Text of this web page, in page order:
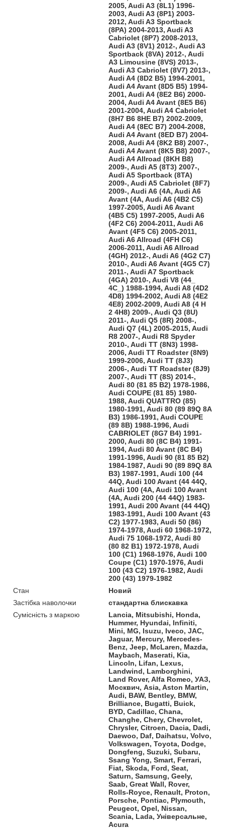
2005, Audi A3 (8L1) 1996-
2003, Audi A3 (8P1) 2003-
2012, Audi A3 Sportback
(8PA) 2004-2013, Audi A3
Cabriolet (8P7) 2008-2013,
Audi A3 (8V1) 2012-, Audi A3
Sportback (8VA) 2012-, Audi
A3 Limousine (8VS) 2013-,
Audi A3 Cabriolet (8V7) 2013-,
Audi A4 (8D2 B5) 1994-2001,
Audi A4 Avant (8D5 B5) 1994-
2001, Audi A4 (8E2 B6) 2000-
2004, Audi A4 Avant (8E5 B6)
2001-2004, Audi A4 Cabriolet
(8H7 B6 8HE B7) 2002-2009,
Audi A4 (8EC B7) 2004-2008,
Audi A4 Avant (8ED B7) 2004-
2008, Audi A4 (8K2 B8) 2007-,
Audi A4 Avant (8K5 B8) 2007-,
Audi A4 Allroad (8KH B8)
2009-, Audi A5 (8T3) 2007-,
Audi A5 Sportback (8TA)
2009-, Audi A5 Cabriolet (8F7)
2009-, Audi A6 (4A, Audi A6
Avant (4A, Audi A6 (4B2 C5)
1997-2005, Audi A6 Avant
(4B5 C5) 1997-2005, Audi A6
(4F2 C6) 2004-2011, Audi A6
Avant (4F5 C6) 2005-2011,
Audi A6 Allroad (4FH C6)
2006-2011, Audi A6 Allroad
(4GH) 2012-, Audi A6 (4G2 C7)
2010-, Audi A6 Avant (4G5 C7)
2011-, Audi A7 Sportback
(4GA) 2010-, Audi V8 (44_
4C_) 1988-1994, Audi A8 (4D2
4D8) 1994-2002, Audi A8 (4E2
4E8) 2002-2009, Audi A8 (4 H
2 4H8) 2009-, Audi Q3 (8U)
2011-, Audi Q5 (8R) 2008-,
Audi Q7 (4L) 2005-2015, Audi
R8 2007-, Audi R8 Spyder
2010-, Audi TT (8N3) 1998-
2006, Audi TT Roadster (8N9)
1999-2006, Audi TT (8J3)
2006-, Audi TT Roadster (8J9)
2007-, Audi TT (8S) 2014-,
Audi 80 (81 85 B2) 1978-1986,
Audi COUPE (81 85) 1980-
1988, Audi QUATTRO (85)
1980-1991, Audi 80 (89 89Q 8A
B3) 1986-1991, Audi COUPE
(89 8B) 1988-1996, Audi
CABRIOLET (8G7 B4) 1991-
2000, Audi 80 (8C B4) 1991-
1994, Audi 80 Avant (8C B4)
1991-1996, Audi 90 (81 85 B2)
1984-1987, Audi 90 (89 89Q 8A
B3) 1987-1991, Audi 100 (44
44Q, Audi 100 Avant (44 44Q,
Audi 100 (4A, Audi 100 Avant
(4A, Audi 200 (44 44Q) 1983-
1991, Audi 200 Avant (44 44Q)
1983-1991, Audi 100 Avant (43
C2) 1977-1983, Audi 50 (86)
1974-1978, Audi 60 1968-1972,
Audi 75 1068-1972, Audi 80
(80 82 B1) 1972-1978, Audi
100 (C1) 1968-1976, Audi 100
Coupe (C1) 1970-1976, Audi
100 (43 C2) 1976-1982, Audi
200 (43) 1979-1982
Стан
Новий
Застібка наволочки
стандартна блискавка
Сумісність з маркою
Lancia, Mitsubishi, Honda,
Hummer, Hyundai, Infiniti,
Mini, MG, Isuzu, Iveco, JAC,
Jaguar, Mercury, Mercedes-
Benz, Jeep, McLaren, Mazda,
Maybach, Maserati, Kia,
Lincoln, Lifan, Lexus,
Landwind, Lamborghini,
Land Rover, Alfa Romeo, УАЗ,
Москвич, Asia, Aston Martin,
Audi, BAW, Bentley, BMW,
Brilliance, Bugatti, Buick,
BYD, Cadillac, Chana,
Changhe, Chery, Chevrolet,
Chrysler, Citroen, Dacia, Dadi,
Daewoo, Daf, Daihatsu, Volvo,
Volkswagen, Toyota, Dodge,
Dongfeng, Suzuki, Subaru,
Ssang Yong, Smart, Ferrari,
Fiat, Skoda, Ford, Seat,
Saturn, Samsung, Geely,
Saab, Great Wall, Rover,
Rolls-Royce, Renault, Proton,
Porsche, Pontiac, Plymouth,
Peugeot, Opel, Nissan,
Scania, Lada, Універсальне,
Acura